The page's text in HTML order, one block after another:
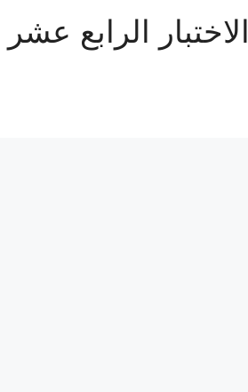
الاختبار الرابع